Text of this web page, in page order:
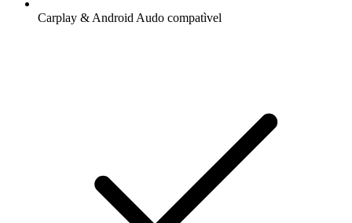
Carplay & Android Audo compatìvel